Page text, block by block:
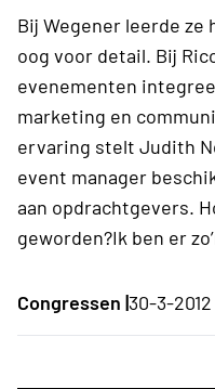
Bij Wegener leerde
oog voor detail. Bij
evenementen
marketing en
ervaring stelt Judith
event manager
aan opdrachtgevers.
geworden?Ik ben er
Congressen |30-3-2012